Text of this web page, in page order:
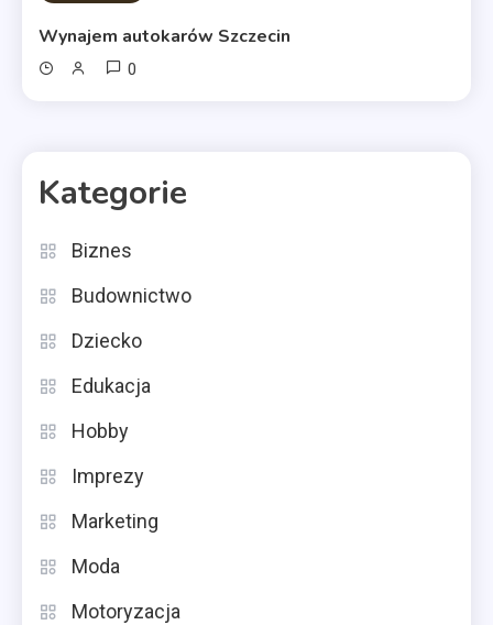
Wynajem autokarów Szczecin
0
Kategorie
Biznes
Budownictwo
Dziecko
Edukacja
Hobby
Imprezy
Marketing
Moda
Motoryzacja